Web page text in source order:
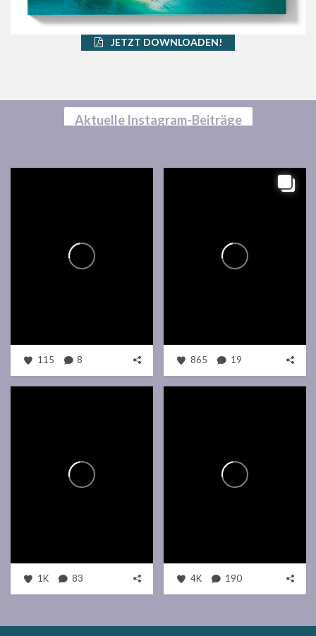
JETZT DOWNLOADEN!
Aktuelle Instagram-Beiträge
115 8 865 19
1K 83 4K 190